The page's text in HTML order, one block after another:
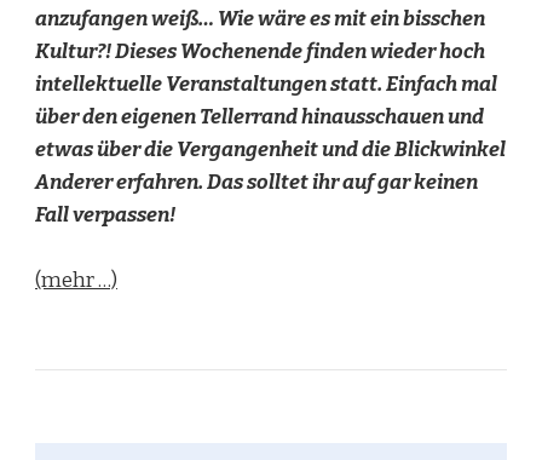
anzufangen weiß… Wie wäre es mit ein bisschen
Kultur?! Dieses Wochenende finden wieder hoch
intellektuelle Veranstaltungen statt. Einfach mal
über den eigenen Tellerrand hinausschauen und
etwas über die Vergangenheit und die Blickwinkel
Anderer erfahren. Das solltet ihr auf gar keinen
Fall verpassen!
(mehr …)